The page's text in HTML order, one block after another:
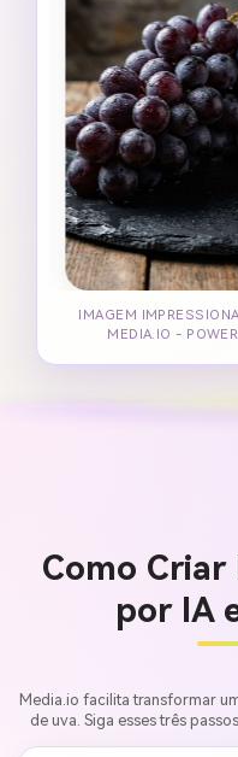
IMAGEM
MEDIA.IO -
Como Criar
por IA
Media.io facilita transformar
de uva. Siga esses três